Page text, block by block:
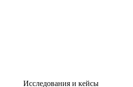
Исследования и кейсы